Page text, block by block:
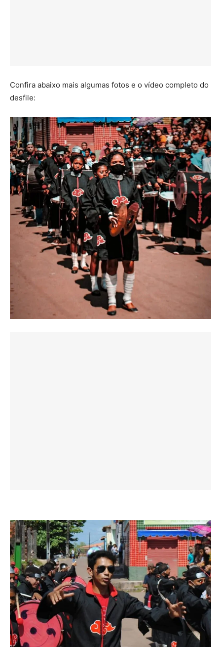
Confira abaixo mais algumas fotos e o vídeo completo do
desfile: